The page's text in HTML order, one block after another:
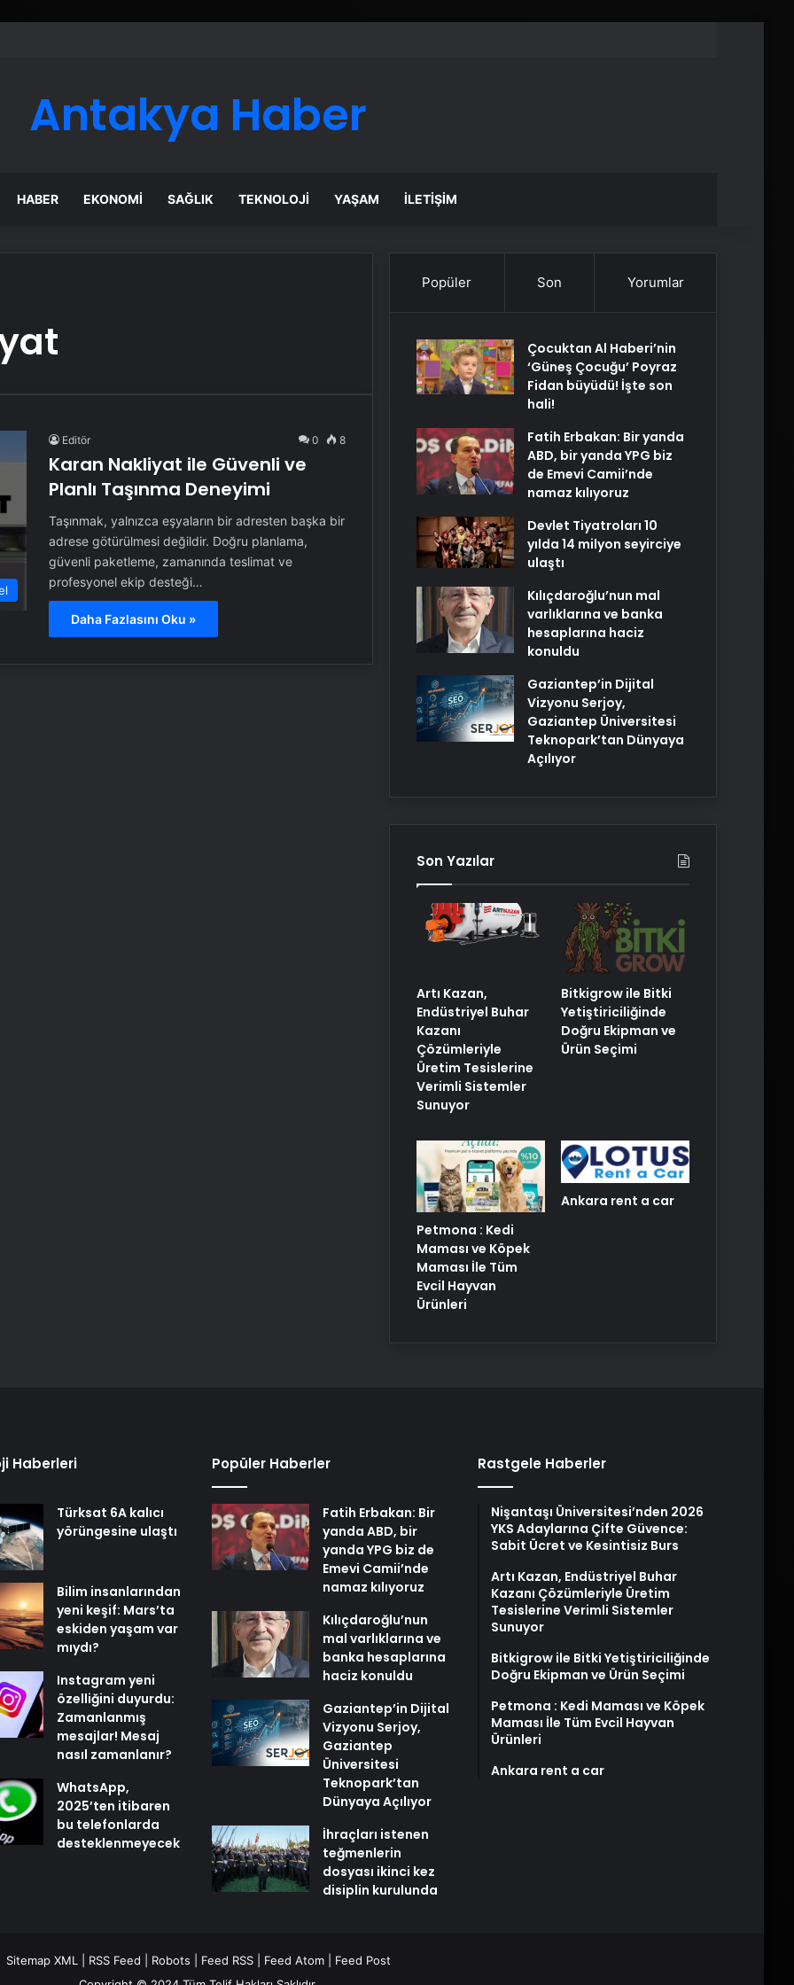
Antakya Haber
HABER EKONOMI SAĞLIK TEKNOLOJI YAŞAM İLETIŞIM
Editör 0 8
Karan Nakliyat ile Güvenli ve
Planlı Taşınma Deneyimi
Taşınmak, yalnızca eşyaların bir adresten başka bir
adrese götürülmesi değildir. Doğru planlama,
güvenli paketleme, zamanında teslimat ve
profesyonel ekip desteği…
Daha Fazlasını Oku »
Popüler Son Yorumlar
Çocuktan Al Haberi’nin
‘Güneş Çocuğu’ Poyraz
Fidan büyüdü! İşte son
hali!
Fatih Erbakan: Bir yanda
ABD, bir yanda YPG biz
de Emevi Camii’nde
namaz kılıyoruz
Devlet Tiyatroları 10
yılda 14 milyon seyirciye
ulaştı
Kılıçdaroğlu’nun mal
varlıklarına ve banka
hesaplarına haciz
konuldu
Gaziantep’in Dijital
Vizyonu Serjoy,
Gaziantep Üniversitesi
Teknopark’tan Dünyaya
Açılıyor
Son Yazılar
Artı Kazan,
Endüstriyel Buhar
Kazanı
Çözümleriyle
Üretim Tesislerine
Verimli Sistemler
Sunuyor
Bitkigrow ile Bitki
Yetiştiriciliğinde
Doğru Ekipman ve
Ürün Seçimi
Petmona : Kedi
Maması ve Köpek
Maması İle Tüm
Evcil Hayvan
Ürünleri
Ankara rent a car
Haberleri
Türksat 6A kalıcı
yörüngesine ulaştı
Bilim insanlarından
yeni keşif: Mars’ta
eskiden yaşam var
mıydı?
Instagram yeni
özelliğini duyurdu:
Zamanlanmış
mesajlar! Mesaj
nasıl zamanlanır?
WhatsApp,
2025’ten itibaren
bu telefonlarda
desteklenmeyecek
Popüler Haberler
Fatih Erbakan: Bir
yanda ABD, bir
yanda YPG biz de
Emevi Camii’nde
namaz kılıyoruz
Kılıçdaroğlu’nun
mal varlıklarına ve
banka hesaplarına
haciz konuldu
Gaziantep’in Dijital
Vizyonu Serjoy,
Gaziantep
Üniversitesi
Teknopark’tan
Dünyaya Açılıyor
İhraçları istenen
teğmenlerin
dosyası ikinci kez
disiplin kurulunda
Rastgele Haberler
Nişantaşı Üniversitesi’nden 2026
YKS Adaylarına Çifte Güvence:
Sabit Ücret ve Kesintisiz Burs
Artı Kazan, Endüstriyel Buhar
Kazanı Çözümleriyle Üretim
Tesislerine Verimli Sistemler
Sunuyor
Bitkigrow ile Bitki Yetiştiriciliğinde
Doğru Ekipman ve Ürün Seçimi
Petmona : Kedi Maması ve Köpek
Maması İle Tüm Evcil Hayvan
Ürünleri
Ankara rent a car
Sitemap XML| RSS Feed Robots Feed RSS| Feed Atom| Feed Post